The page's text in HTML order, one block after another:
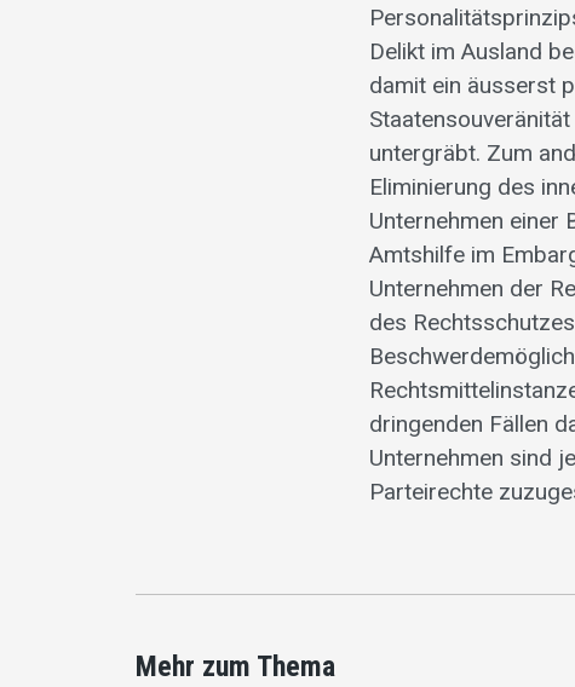
Delikt im Ausland
damit ein äusserst
untergräbt. Zum
Eliminierung des
Unternehmen einer
Amtshilfe im
Unternehmen der
des
dringenden Fällen
Unternehmen sind
Parteirechte
Mehr zum Thema